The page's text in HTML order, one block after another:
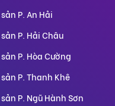
P. An Hải
P. Hải Châu
P. Hòa Cường
P. Thanh Khê
P. Ngũ Hành Sơn